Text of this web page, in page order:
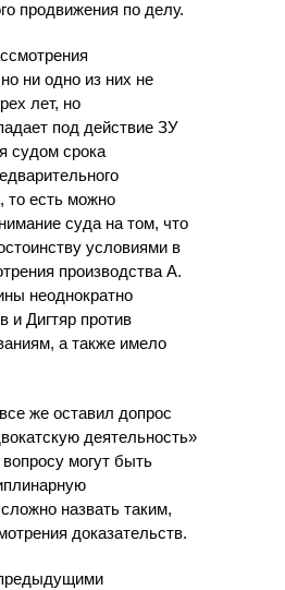
продвижения по делу.
ни одно из них не
лет, но
под действие ЗУ
судом срока
то есть можно
суда на том, что
условиями в
производства А.
неоднократно
и Дигтяр против
а также имело
же оставил допрос
деятельность»
могут быть
назвать таким,
доказательств.